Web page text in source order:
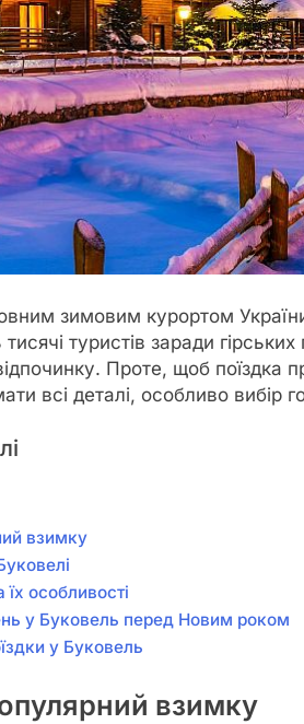
зимовим курортом
туристів заради
Проте, щоб поїздка
всі деталі, особливо вибір
взимку
особливості
у Буковель перед Новим роком
у Буковель
взимку